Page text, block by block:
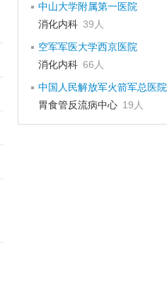
中山大学附属第一医院
消化内科 39人
空军军医大学西京医院
消化内科 66人
中国人民解放军火箭军总医院
胃食管反流病中心 19人